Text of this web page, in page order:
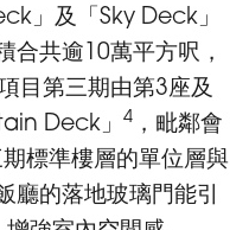
」及「Sky Deck」
合共逾10萬平方呎，
目第三期由第3座及
Deck」
4 ，毗鄰會
標準樓層的單位層與
廳的落地玻璃門能引